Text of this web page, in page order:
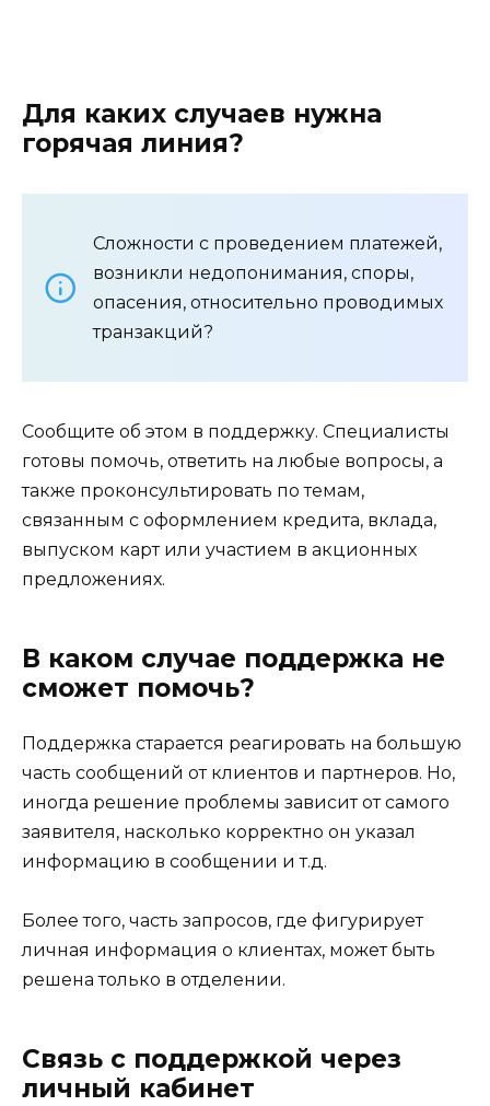
Для каких случаев нужна
горячая линия?
Сложности с проведением платежей,
возникли недопонимания, споры,
опасения, относительно проводимых
транзакций?
Сообщите об этом в поддержку. Специалисты
готовы помочь, ответить на любые вопросы, а
также проконсультировать по темам,
связанным с оформлением кредита, вклада,
выпуском карт или участием в акционных
предложениях.
В каком случае поддержка не
сможет помочь?
Поддержка старается реагировать на большую
часть сообщений от клиентов и партнеров. Но,
иногда решение проблемы зависит от самого
заявителя, насколько корректно он указал
информацию в сообщении и т.д.
Более того, часть запросов, где фигурирует
личная информация о клиентах, может быть
решена только в отделении.
Связь с поддержкой через
личный кабинет